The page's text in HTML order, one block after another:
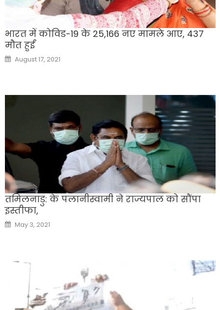
भारत में कोविड-19 के 25,166 नए मामले आए, 437
मौत हुईं
Posted
on
August 17, 2021
तमिलनाडु: के पलानीस्वामी ने राज्यपाल को सौंपा
इस्तीफा,
Posted
on
May 3, 2021